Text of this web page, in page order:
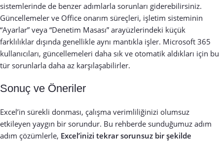
sistemlerinde de benzer adımlarla sorunları giderebilirsiniz.
Güncellemeler ve Office onarım süreçleri, işletim sisteminin
“Ayarlar” veya “Denetim Masası” arayüzlerindeki küçük
farklılıklar dışında genellikle aynı mantıkla işler. Microsoft 365
kullanıcıları, güncellemeleri daha sık ve otomatik aldıkları için bu
tür sorunlarla daha az karşılaşabilirler.
Sonuç ve Öneriler
Excel’in sürekli donması, çalışma verimliliğinizi olumsuz
etkileyen yaygın bir sorundur. Bu rehberde sunduğumuz adım
adım çözümlerle, Excel’inizi tekrar sorunsuz bir şekilde